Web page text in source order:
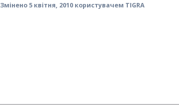
Змінено 5 квітня, 2010користувачем TIGRA